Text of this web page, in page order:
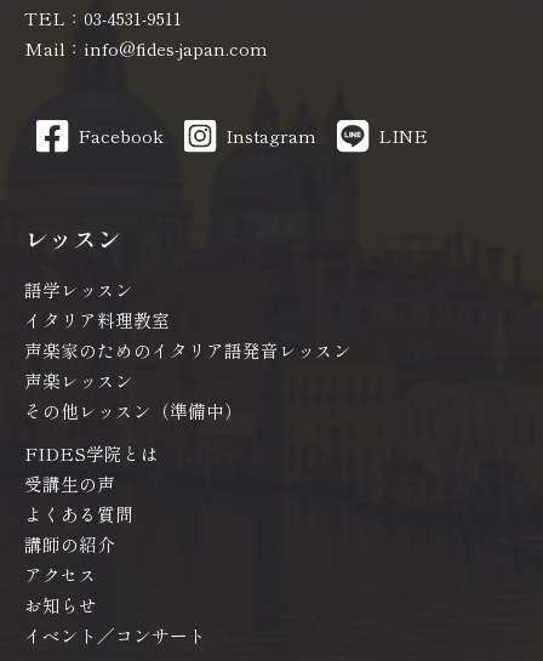
TEL：03-4531-9511
Mail：info@fides-japan.com
Facebook Instagram LINE
レッスン
語学レッスン
イタリア料理教室
声楽家のためのイタリア語発音レッスン
声楽レッスン
その他レッスン（準備中）
FIDES学院とは
受講生の声
よくある質問
講師の紹介
アクセス
お知らせ
イベント／コンサート